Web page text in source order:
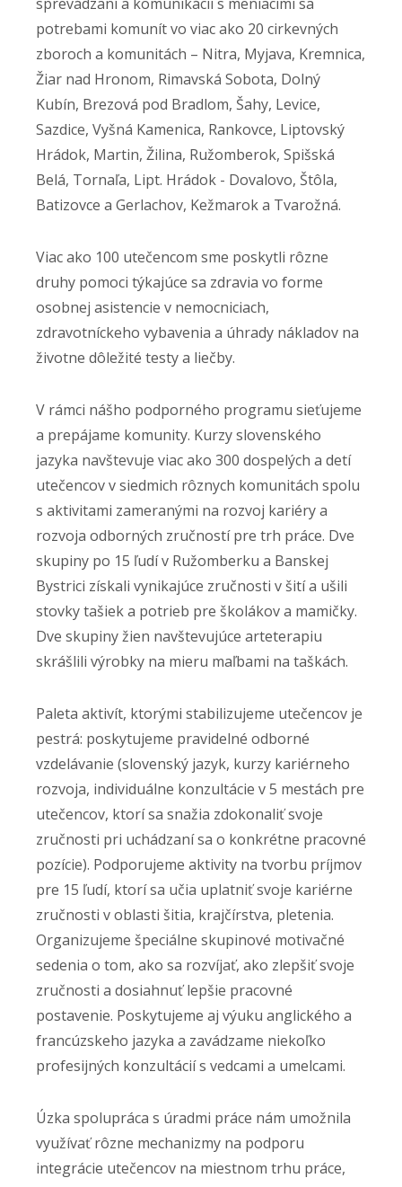
potrebami komunít vo viac ako 20 cirkevných
zboroch a komunitách – Nitra, Myjava, Kremnica,
Žiar nad Hronom, Rimavská Sobota, Dolný
Kubín, Brezová pod Bradlom, Šahy, Levice,
Sazdice, Vyšná Kamenica, Rankovce, Liptovský
Hrádok, Martin, Žilina, Ružomberok, Spišská
Belá, Tornaľa, Lipt. Hrádok - Dovalovo, Štôla,
Batizovce a Gerlachov, Kežmarok a Tvarožná.
Viac ako 100 utečencom sme poskytli rôzne
druhy pomoci týkajúce sa zdravia vo forme
osobnej asistencie v nemocniciach,
zdravotníckeho vybavenia a úhrady nákladov na
životne dôležité testy a liečby.
V rámci nášho podporného programu sieťujeme
a prepájame komunity. Kurzy slovenského
jazyka navštevuje viac ako 300 dospelých a detí
utečencov v siedmich rôznych komunitách spolu
s aktivitami zameranými na rozvoj kariéry a
rozvoja odborných zručností pre trh práce. Dve
skupiny po 15 ľudí v Ružomberku a Banskej
Bystrici získali vynikajúce zručnosti v šití a ušili
stovky tašiek a potrieb pre školákov a mamičky.
Dve skupiny žien navštevujúce arteterapiu
skrášlili výrobky na mieru maľbami na taškách.
Paleta aktivít, ktorými stabilizujeme utečencov je
pestrá: poskytujeme pravidelné odborné
vzdelávanie (slovenský jazyk, kurzy kariérneho
rozvoja, individuálne konzultácie v 5 mestách pre
utečencov, ktorí sa snažia zdokonaliť svoje
zručnosti pri uchádzaní sa o konkrétne pracovné
pozície). Podporujeme aktivity na tvorbu príjmov
pre 15 ľudí, ktorí sa učia uplatniť svoje kariérne
zručnosti v oblasti šitia, krajčírstva, pletenia.
Organizujeme špeciálne skupinové motivačné
sedenia o tom, ako sa rozvíjať, ako zlepšiť svoje
zručnosti a dosiahnuť lepšie pracovné
postavenie. Poskytujeme aj výuku anglického a
francúzskeho jazyka a zavádzame niekoľko
profesijných konzultácií s vedcami a umelcami.
Úzka spolupráca s úradmi práce nám umožnila
využívať rôzne mechanizmy na podporu
integrácie utečencov na miestnom trhu práce,